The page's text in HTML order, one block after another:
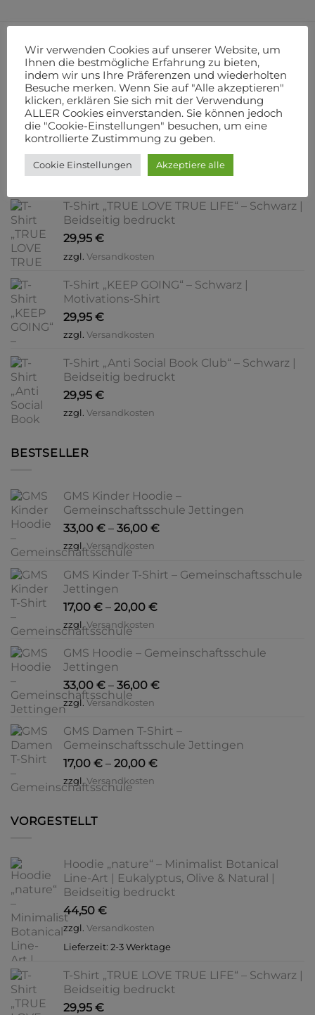
auf.
Die
Optionen
können
auf
der
Produktseite
gewählt
werden
auf.
Die
Optionen
können
auf
der
UNSERE NEUZUGÄNGE
Hoodie „nature“ – Minimalist Botanical
Line-Art | Eukalyptus, Olive & Natural |
Beidseitig bedruckt
44,50€
zzgl. Versandkosten
Lieferzeit:2-3 Werktage
T-Shirt „TRUE LOVE TRUE LIFE“ – Schwarz |
Beidseitig bedruckt
29,95 €
zzgl. Versandkosten
T-Shirt „KEEP GOING“ – Schwarz |
Motivations-Shirt
29,95 €
zzgl. Versandkosten
T-Shirt „Anti Social Book Club“ – Schwarz |
Beidseitig bedruckt
29,95 €
zzgl. Versandkosten
BESTSELLER
GMS Kinder Hoodie –
Gemeinschaftsschule Jettingen
33,00 € – 36,00 €
zzgl.Versandkosten
GMS Kinder T-Shirt – Gemeinschaftsschule
Jettingen
17,00 € – 20,00 €
zzgl.Versandkosten
GMS Hoodie – Gemeinschaftsschule
Jettingen
33,00 € – 36,00 €
zzgl. Versandkosten
GMS Damen T-Shirt –
Gemeinschaftsschule Jettingen
17,00 € – 20,00 €
zzgl.Versandkosten
VORGESTELLT
Hoodie „nature“ – Minimalist Botanical
Line-Art | Eukalyptus, Olive & Natural |
Beidseitig bedruckt
44,50 €
zzgl. Versandkosten
Lieferzeit: 2-3 Werktage
T-Shirt „TRUE LOVE TRUE LIFE“ – Schwarz |
Beidseitig bedruckt
29,95 €
Wir verwenden Cookies auf unserer Website, um
Ihnen die bestmögliche Erfahrung zu bieten,
indem wir uns Ihre Präferenzen und wiederholten
Besuche merken. Wenn Sie auf "Alle akzeptieren"
klicken, erklären Sie sich mit der Verwendung
ALLER Cookies einverstanden. Sie können jedoch
die "Cookie-Einstellungen" besuchen, um eine
kontrollierte Zustimmung zu geben.
Cookie Einstellungen Akzeptiere alle